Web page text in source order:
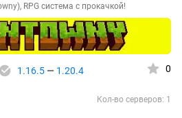
RPG система с прокачкой!
1.16.5— 1.20.4 0
Кол-во серверов: 1